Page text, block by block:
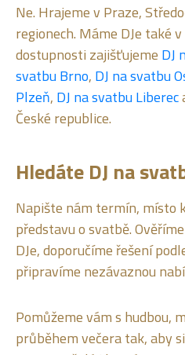
Ne. Hrajeme v Praze,
regionech. Máme DJe také
dostupnosti zajišťujeme DJ
svatbu Brno, DJ na svatbu
Plzeň, DJ na svatbu Liberec
České republice.
Hledáte DJ na
Napište nám termín, místo
představu o svatbě.
DJe, doporučíme řešení
připravíme nezávaznou
Pomůžeme vám s hudbou,
průběhem večera tak, aby